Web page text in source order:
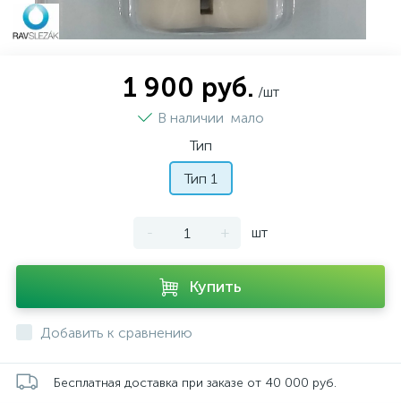
1 900 руб. /шт
В наличии мало
Тип
Тип 1
- + шт
Купить
Добавить к сравнению
Бесплатная доставка при заказе от 40 000 руб.